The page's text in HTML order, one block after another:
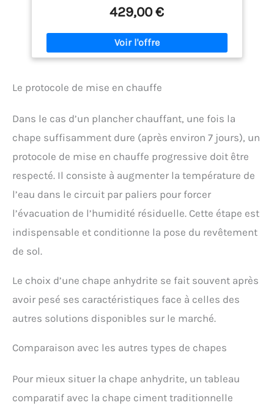
contraignant et plus efficace. Vous gagnez en
confort tout en préservant votre dos. 【Ponçage
ultra-rapide grâce au système 4 têtes】Équipée
d’un système à engrenages et de 4 meules
diamantées de 4 pouces, elle offre une couverture
qu’une ponceuse mono-tête. 【Moteur cuivre
6000 tr/min. Le bouton 6 positions offre une
précision parfaite, du polissage du marbre au
rénovation de revêtement époxy. 【Meulage sans
poussière avec double sortie】Le capot anti-
poussière amovible épouse parfaitement les murs
et accède aux coins les plus profonds. La double
industriel pour un travail propre et sain.
【Conception ergonomique anti-fatigue】Grâce à sa
poignée antidérapante et ses roulettes de
fonctionnement continu, réduisant la fatigue de 50
% en utilisation prolongée. 【Kit complet
d'accessoires multi-surfaces inclus】Livré avec : 4
tampons de polissage, 4 disques abrasifs, 4
changement. Changez de disque en quelques
secondes pour travailler sur béton, marbre, placo,
rénovation.
429,00 €
Le protocole de mise en chauffe
Dans le cas d’un plancher chauffant, une fois la
chape suffisamment dure (après environ 7 jours), un
protocole de mise en chauffe progressive doit être
respecté. Il consiste à augmenter la température de
l’eau dans le circuit par paliers pour forcer
l’évacuation de l’humidité résiduelle. Cette étape est
indispensable et conditionne la pose du revêtement
de sol.
Le choix d’une chape anhydrite se fait souvent après
avoir pesé ses caractéristiques face à celles des
autres solutions disponibles sur le marché.
Comparaison avec les autres types de chapes
Pour mieux situer la chape anhydrite, un tableau
comparatif avec la chape ciment traditionnelle